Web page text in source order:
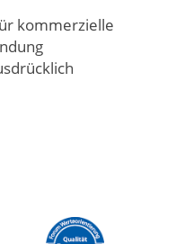
kommerzielle